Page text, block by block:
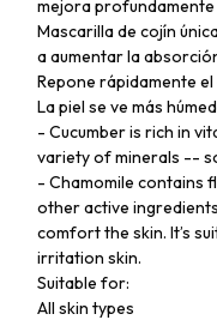
mejora
Mascarilla de cojín
a aumentar la
Repone rápidamente
La piel se ve más
- Cucumber is rich in
variety of minerals --
- Chamomile contains
other active
comfort the skin. It’s
irritation skin.
Suitable for:
All skin types